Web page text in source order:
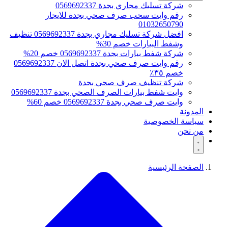
شركة تسليك مجاري بجدة 0569692337
رقم وايت سحب صرف صحي بجدة للايجار
01032650790
افضل شركة تسليك مجاري بجدة 0569692337 تنظيف
وشفط البيارات خصم 30%
شركة شفط بيارات بجدة 0569692337 خصم 20%
رقم وايت صرف صحي بجدة اتصل الان 0569692337
خصم ٣٥٪
شركة تنظيف صرف صحي بجدة
وايت شفط بيارات الصرف الصحي بجدة 0569692337
وايت صرف صحي بجدة 0569692337 خصم 60%
المدونة
سياسة الخصوصية
من نحن
الصفحة الرئيسية